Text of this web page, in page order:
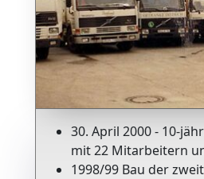
30. April 2000 - 10-
mit 22 Mitarbeitern
1998/99 Bau der